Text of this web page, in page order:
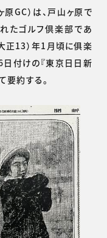
GC）は、戸山ヶ原で
たゴルフ倶楽部であ
正13）年1月頃に俱楽
日付けの『東京日日新
要約する。